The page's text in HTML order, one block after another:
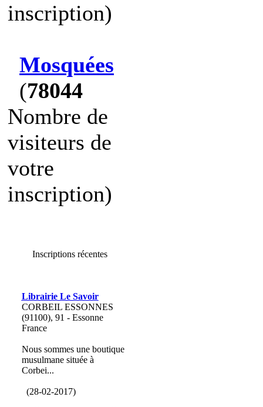
inscription)
Mosquées
(78044
Nombre de
visiteurs de
votre
inscription)
Inscriptions récentes
Librairie Le Savoir
CORBEIL ESSONNES
(91100), 91 - Essonne
France
Nous sommes une boutique
musulmane située à
Corbei...
(28-02-2017)